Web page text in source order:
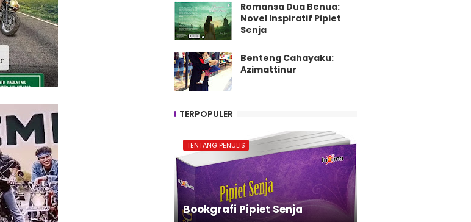
Romansa Dua Benua:
Novel Inspiratif Pipiet
Senja
Benteng Cahayaku:
Azimattinur
TERPOPULER
TENTANG PENULIS
Bookgrafi Pipiet Senja